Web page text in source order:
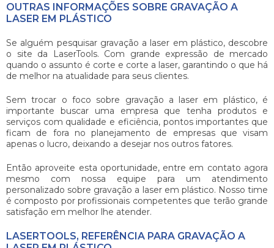
OUTRAS INFORMAÇÕES SOBRE GRAVAÇÃO A
LASER EM PLÁSTICO
Se alguém pesquisar gravação a laser em plástico, descobre
o site da LaserTools. Com grande expressão de mercado
quando o assunto é corte e corte a laser, garantindo o que há
de melhor na atualidade para seus clientes.
Sem trocar o foco sobre gravação a laser em plástico, é
importante buscar uma empresa que tenha produtos e
serviços com qualidade e eficiência, pontos importantes que
ficam de fora no planejamento de empresas que visam
apenas o lucro, deixando a desejar nos outros fatores.
Então aproveite esta oportunidade, entre em contato agora
mesmo com nossa equipe para um atendimento
personalizado sobre gravação a laser em plástico. Nosso time
é composto por profissionais competentes que terão grande
satisfação em melhor lhe atender.
LASERTOOLS, REFERÊNCIA PARA GRAVAÇÃO A